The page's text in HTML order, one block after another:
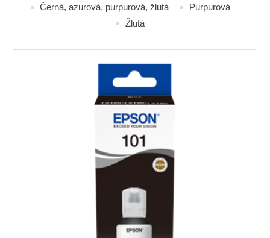
Černá, azurová, purpurová, žlutá
Purpurová
Žlutá